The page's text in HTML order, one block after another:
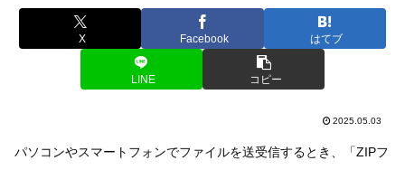
X Facebook はてブ
LINE コピー
2025.05.03
パソコンやスマートフォンでファイルを送受信するとき、「ZIPフ